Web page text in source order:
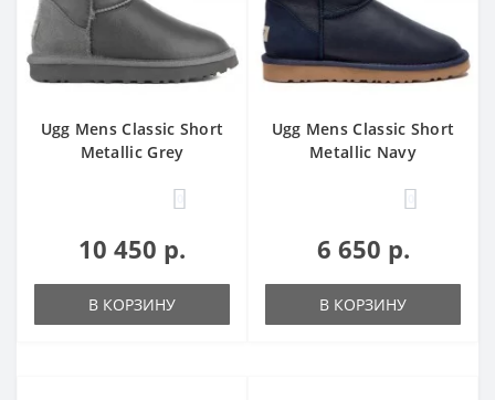
Ugg Mens Classic Short
Metallic Grey
10 450 р.
В КОРЗИНУ
Ugg Mens Classic Short
Metallic Navy
6 650 р.
В КОРЗИНУ